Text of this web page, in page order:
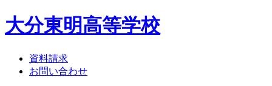
大分東明高等学校
資料請求
お問い合わせ